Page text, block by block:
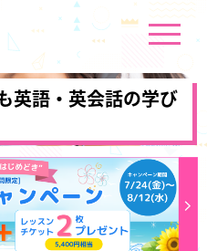
英語・英会話の学び